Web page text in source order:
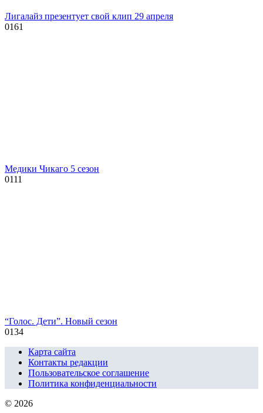
Лигалайз презентует свой клип 29 апреля
0161
Медики Чикаго 5 сезон
0111
“Голос. Дети”. Новый сезон
0134
Карта сайта
Контакты редакции
Пользовательское соглашение
Политика конфиденциальности
© 2026